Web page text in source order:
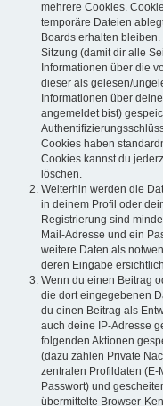
mehrere Cookies.
temporäre Dateien
Boards erhalten
Sitzung (damit dir alle
Informationen über die
dieser als gelesen/
Informationen über
angemeldet bist)
Cookies haben
Cookies kannst du
löschen.
Weiterhin werden die
in deinem Profil oder
Registrierung sind
Mail-Adresse und ein
weitere Daten als
deren Eingabe
Wenn du einen Beitrag
die dort eingegebenen
du einen Beitrag als
auch deine IP-Adresse
folgenden Aktionen
(dazu zählen Private
zentralen Profildaten (E-
Passwort) und
übermittelte Browser-